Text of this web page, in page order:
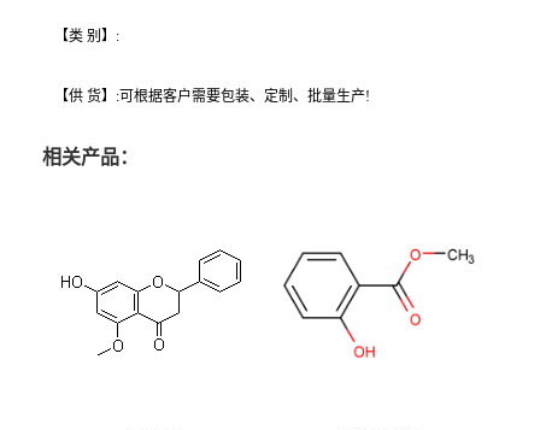
【类 别】:
【供 货】:可根据客户需要包装、定制、批量生产!
相关产品：